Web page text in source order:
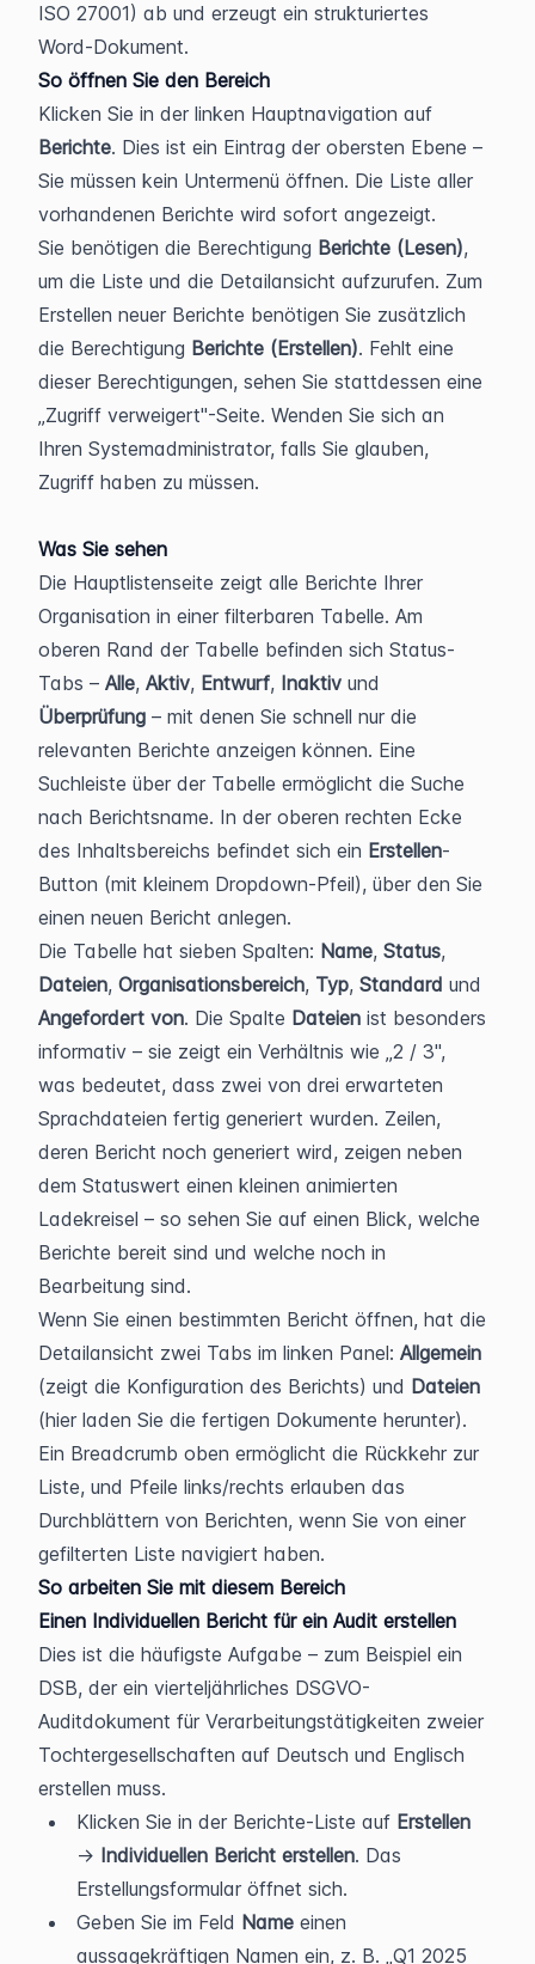
ISO 27001) ab und erzeugt ein strukturiertes
Word-Dokument.
So öffnen Sie den Bereich
Berichte. Dies ist ein Eintrag der obersten Ebene –
Sie müssen kein Untermenü öffnen. Die Liste aller
vorhandenen Berichte wird sofort angezeigt.
Sie benötigen die Berechtigung Berichte (Lesen),
um die Liste und die Detailansicht aufzurufen. Zum
Erstellen neuer Berichte benötigen Sie zusätzlich
die Berechtigung Berichte (Erstellen). Fehlt eine
dieser Berechtigungen, sehen Sie stattdessen eine
„Zugriff verweigert"-Seite. Wenden Sie sich an
Ihren Systemadministrator, falls Sie glauben,
Zugriff haben zu müssen.
Was Sie sehen
Die Hauptlistenseite zeigt alle Berichte Ihrer
Organisation in einer filterbaren Tabelle. Am
oberen Rand der Tabelle befinden sich Status-
Tabs – Alle, Aktiv, Entwurf, Inaktiv
Überprüfung – mit denen Sie schnell nur die
relevanten Berichte anzeigen können. Eine
Suchleiste über der Tabelle ermöglicht die Suche
nach Berichtsname. In der oberen rechten Ecke
des Inhaltsbereichs befindet sich ein Erstellen-
Button (mit kleinem Dropdown-Pfeil), über den Sie
einen neuen Bericht anlegen.
Die Tabelle hat sieben Spalten: Name, Status
Dateien, Organisationsbereich, Typ, Standard
Angefordert von. Die Spalte Dateien ist besonders
informativ – sie zeigt ein Verhältnis wie „2 / 3",
was bedeutet, dass zwei von drei erwarteten
Sprachdateien fertig generiert wurden. Zeilen,
deren Bericht noch generiert wird, zeigen neben
dem Statuswert einen kleinen animierten
Ladekreisel – so sehen Sie auf einen Blick, welche
Berichte bereit sind und welche noch in
Bearbeitung sind.
Wenn Sie einen bestimmten Bericht öffnen, hat die
Detailansicht zwei Tabs im linken Panel: Allgemein
(zeigt die Konfiguration des Berichts) und Dateien
(hier laden Sie die fertigen Dokumente herunter).
Ein Breadcrumb oben ermöglicht die Rückkehr zur
Liste, und Pfeile links/rechts erlauben das
Durchblättern von Berichten, wenn Sie von einer
gefilterten Liste navigiert haben.
So arbeiten Sie mit diesem Bereich
Einen Individuellen Bericht für ein Audit erstellen
Dies ist die häufigste Aufgabe – zum Beispiel ein
DSB, der ein vierteljährliches DSGVO-
Auditdokument für Verarbeitungstätigkeiten zweier
Tochtergesellschaften auf Deutsch und Englisch
erstellen muss.
Klicken Sie in der Berichte-Liste auf Erstellen
→ Individuellen Bericht erstellen. Das
Erstellungsformular öffnet sich.
Geben Sie im Feld Name einen
aussagekräftigen Namen ein, z. B. „Q1 2025